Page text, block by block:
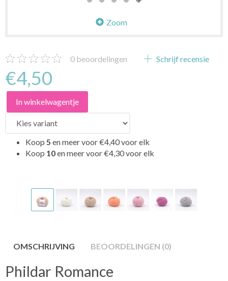
Zoom
0 beoordelingen Schrijf recensie
€4,50
In winkelwagentje
Koop 5 en meer voor€4,40voor elk
Koop 10en meer voor€4,30voor elk
OMSCHRIJVING BEOORDELINGEN (0)
Phildar Romance